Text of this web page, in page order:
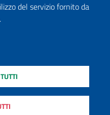
SITO
del servizio fornito da